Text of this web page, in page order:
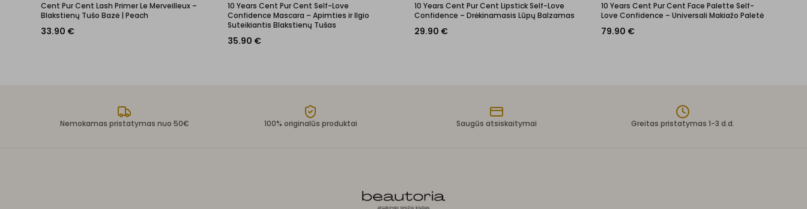
Cent Pur Cent Lash Primer Le Merveilleux –
Blakstienų Tušo Bazė | Peach
33.90 €
10 Years Cent Pur Cent Self-Love
Confidence Mascara – Apimties ir Ilgio
Suteikiantis Blakstienų Tušas
35.90 €
10 Years Cent Pur Cent Lipstick Self-Love
Confidence – Drėkinamasis Lūpų Balzamas
29.90 €
10 Years Cent Pur Cent Face Palette Self-
Love Confidence – Universali Makiažo Paletė
79.90 €
Nemokamas pristatymas nuo 50€ 100% originalūs produktai Saugūs atsiskaitymai Greitas pristatymas 1-3 d.d.